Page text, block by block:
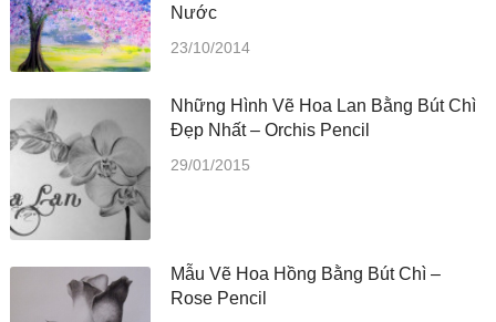
Nước
23/10/2014
Những Hình Vẽ Hoa Lan Bằng Bút Chì
Đẹp Nhất – Orchis Pencil
29/01/2015
Mẫu Vẽ Hoa Hồng Bằng Bút Chì –
Rose Pencil